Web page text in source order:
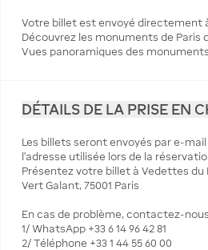
Votre billet est envoyé directement
Découvrez les monuments de Paris
Vues panoramiques des
DÉTAILS DE LA PRISE EN
Les billets seront envoyés par e-
l'adresse utilisée lors de la
Présentez votre billet à Vedettes du
Vert Galant, 75001 Paris
En cas de problème, contactez-
1/ WhatsApp +33 6 14 96 42 81
2/ Téléphone +33 1 44 55 60 00